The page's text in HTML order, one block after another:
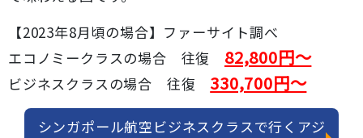
【2023年8月頃の場合】ファーサイト調べ
エコノミークラスの場合 往復 82,800円～
ビジネスクラスの場合 往復 330,700円～
シンガポール航空ビジネスクラスで行くアジ